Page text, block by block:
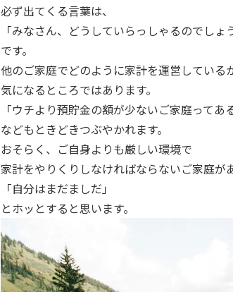
必ず出てくる言葉は、
「みなさん、どうしていらっしゃるのでしょ
です。
他のご家庭でどのように家計を運営している
気になるところではあります。
「ウチより預貯金の額が少ないご家庭ってあ
などもときどきつぶやかれます。
おそらく、ご自身よりも厳しい環境で
家計をやりくりしなければならないご家庭が
「自分はまだましだ」
とホッとすると思います。